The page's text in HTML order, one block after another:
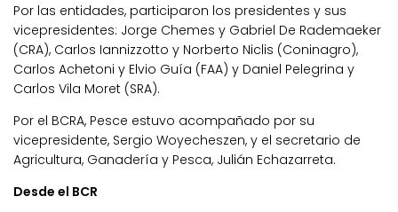
Por las entidades, participaron los presidentes y sus
vicepresidentes: Jorge Chemes y Gabriel De Rademaeker
(CRA), Carlos Iannizzotto y Norberto Niclis (Coninagro),
Carlos Achetoni y Elvio Guía (FAA) y Daniel Pelegrina y
Carlos Vila Moret (SRA).
Por el BCRA, Pesce estuvo acompañado por su
vicepresidente, Sergio Woyecheszen, y el secretario de
Agricultura, Ganadería y Pesca, Julián Echazarreta.
Desde el BCR